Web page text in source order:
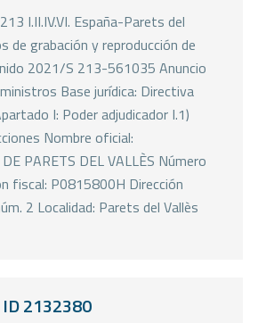
I.II.IV.VI. España-Parets del
de grabación y reproducción de
2021/S 213-561035 Anuncio
Base jurídica: Directiva
I: Poder adjudicador I.1)
Nombre oficial:
PARETS DEL VALLÈS Número
fiscal: P0815800H Dirección
2 Localidad: Parets del Vallès
ID 2132380